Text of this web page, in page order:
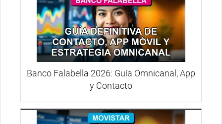
Banco Falabella 2026: Guía Omnicanal, App
y Contacto